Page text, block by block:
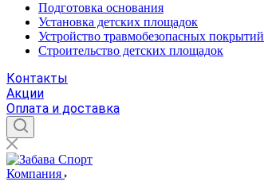
Подготовка основания
Установка детских площадок
Устройство травмобезопасных покрытий
Строительство детских площадок
Контакты
Акции
Оплата и доставка
Компания